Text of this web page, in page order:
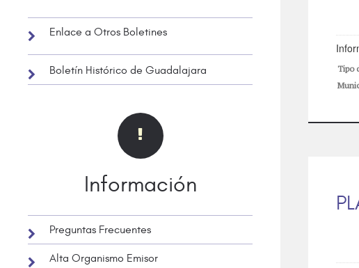
Enlace a Otros Boletines
Boletín Histórico de Guadalajara
Información
Preguntas Frecuentes
Alta Organismo Emisor
Tipo